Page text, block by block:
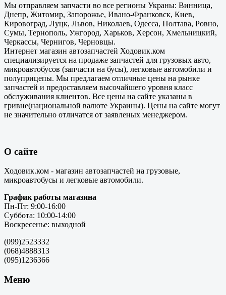
Мы отправляем запчасти во все регионы Украны: Винница,
Днепр, Житомир, Запорожье, Ивано-Франковск, Киев,
Кировоград, Луцк, Львов, Николаев, Одесса, Полтава, Ровно,
Сумы, Тернополь, Ужгород, Харьков, Херсон, Хмельницкий,
Черкассы, Чернигов, Черновцы.
Интернет магазин автозапчастей Ходовик.ком
специализируется на продаже запчастей для грузовых авто,
микроавтобусов (запчасти на бусы), легковые автомобили и
полуприцепы. Мы предлагаем отличные цены на рынке
запчастей и предоставляем высочайшего уровня класс
обслуживания клиентов. Все цены на сайте указаны в
гривне(национальной валюте Украины). Цены на сайте могут
не значительно отличатся от заявленых менеджером.
О сайте
Ходовик.ком - магазин автозапчастей на грузовые,
микроавтобусы и легковые автомобили.
График работы магазина
Пн-Пт: 9:00-16:00
Суббота: 10:00-14:00
Воскресенье: выходной
(099)2523332
(068)4888313
(095)1236366
Меню